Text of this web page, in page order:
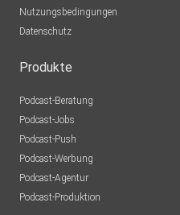
Nutzungsbedingungen
Datenschutz
Produkte
Podcast-Beratung
Podcast-Jobs
Podcast-Push
Podcast-Werbung
Podcast-Agentur
Podcast-Produktion